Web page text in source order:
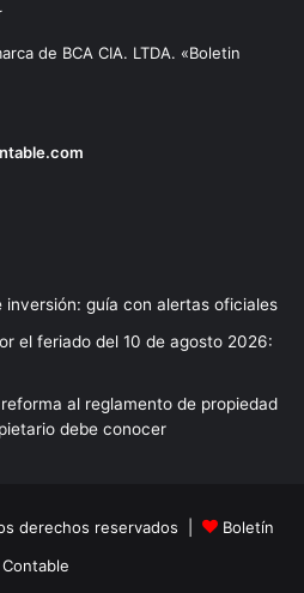
de BCA CIA. LTDA. «Boletin
guía con alertas oficiales
el feriado del 10 de agosto 2026:
al reglamento de propiedad
debe conocer
derechos reservados |
Boletín
Contable